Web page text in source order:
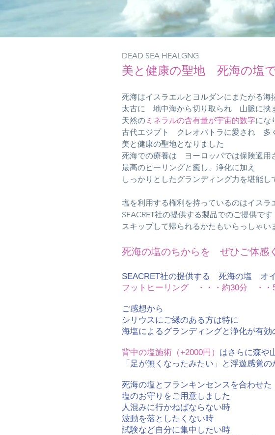
DEAD SEA HEALGNG
美と健康の聖地 死海の塩
死海はイスラエルとヨルダンにまたがる海
太古に 地中海から切り取られ 山脈に挟
天然の ミネラルの含有量が宇宙的数字にな
​古代エジプト
クレオパトラに愛され 多
美と健康の聖地となりました
死海での療養は ヨーロッパでは保険適用
最高のヒーリングと癒し、浄化に加え
しっかりとしたグランディング力を堪能し
塩を利用する権利を持っているのはイスラ
SEACRET社の提供する製品でのご提供です
スキップして帰られるかたもいらっしゃい
死海の塩のちからを ぜひご体感
SEACRET社の提供する 死海の塩 オ
フットヒーリング​ ・・・約30分 ・・
ご感想から
シリウスにご縁のある方は特に
海塩によるグランディングと浄化が有効
​背中の塩施術（+2000円） はさらに森や
「足が無くなったみたい」と浮遊感覚
死海の塩とフランキンセンスを合わせた
塩のお守りをご用意しました
人混みに行かねばならない時
波動を落としたくない時
試験など自分に集中したい時